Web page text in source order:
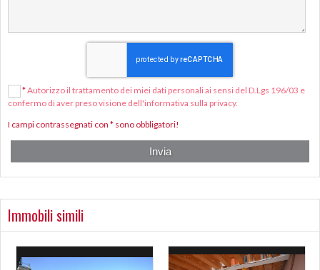
*Autorizzo il trattamento dei miei dati personali ai sensi del D.Lgs 196/03 e
confermo di aver preso visione dell'informativa sulla privacy.
I campi contrassegnati con * sono obbligatori!
Immobili simili